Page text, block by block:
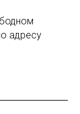
адресу